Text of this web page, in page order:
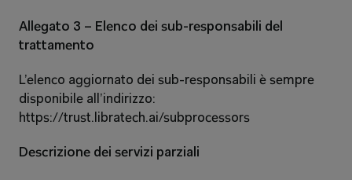
Allegato 3 – Elenco dei sub-responsabili del
trattamento
L’elenco aggiornato dei sub-responsabili è sempre
disponibile all’indirizzo:
https://trust.libratech.ai/subprocessors
Descrizione dei servizi parziali